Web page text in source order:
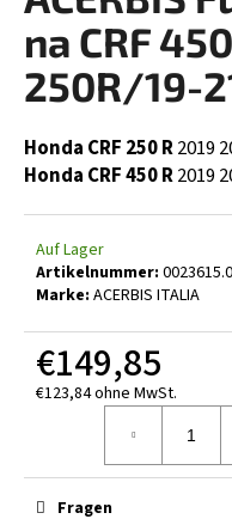
von
5
Sternen.
na CRF
250R/19-
Honda CRF 250 R2019
Honda CRF 450 R2019
Auf Lager
Artikelnummer:
Marke: ACERBIS ITALIA
€149,85
€123,84 ohne MwSt.
Verkaufspreis:
Fragen
SUCHEN
i
e
m
p
h
n